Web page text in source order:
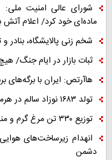
ماده‌ای خود کرد/ اعلام آتش بس دو
شخم زنی پالایشگاه،
ثبات بازار در ایام جنگ/
هاآرتص: ایران با برگه‌های
تولد ۱۶۸۳ نوزاد سالم در هرمزگان در جنگ تحمیلی
توزیع ۳۳۰ تن مرغ گرم و منجمد در هرمزگان
انهدام زیرساخت‌های
دشمن